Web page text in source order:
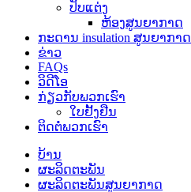
ປັບແຕ່ງ
ຫ້ອງສູນຍາກາດ
ກະ​ດານ insulation ສູນຍາກາດ
ຂ່າວ
FAQs
ວິດີໂອ
ກ່ຽວ​ກັບ​ພວກ​ເຮົາ
ໃບຢັ້ງຢືນ
ຕິດ​ຕໍ່​ພວກ​ເຮົາ
ບ້ານ
ຜະລິດຕະພັນ
ຜະລິດຕະພັນສູນຍາກາດ